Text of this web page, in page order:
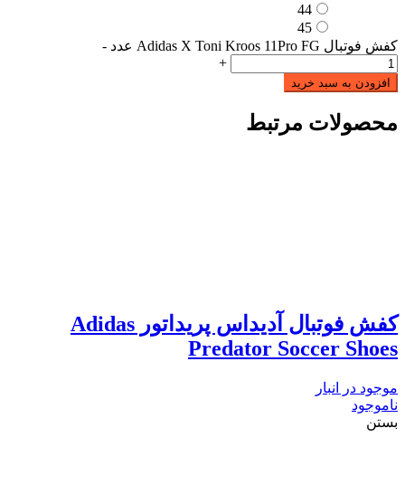
44
45
کفش فوتبال Adidas X Toni Kroos 11Pro FG عدد
-
+
افزودن به سبد خرید
محصولات مرتبط
کفش فوتبال آدیداس پریداتور Adidas
Predator Soccer Shoes
موجود در انبار
ناموجود
بستن